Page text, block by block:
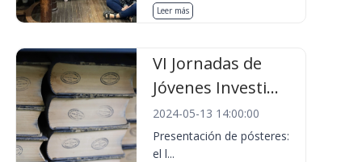
Leer más
VI Jornadas de
Jóvenes Investi...
2024-05-13 14:00:00
Presentación de pósteres:
el l...